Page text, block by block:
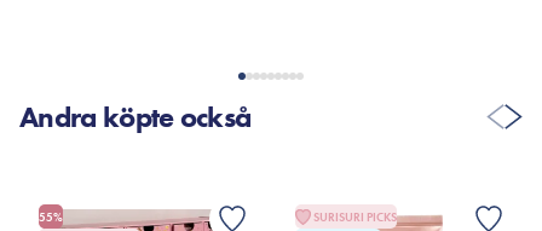
Andra köpte också
55%
SURISURI PICKS